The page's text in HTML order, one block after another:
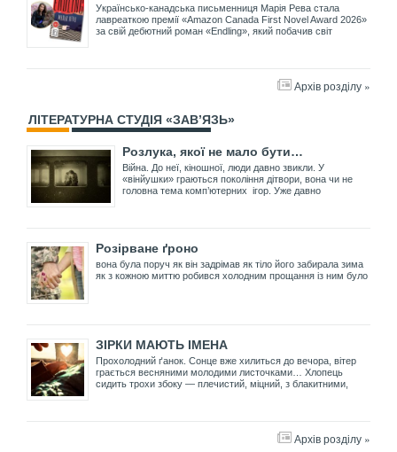
Українсько-канадська письменниця Марія Рева стала
лавреаткою премії «Amazon Canada First Novel Award 2026»
за свій дебютний роман «Endling», який побачив світ
Архів розділу »
ЛІТЕРАТУРНА СТУДІЯ «ЗАВ’ЯЗЬ»
Розлука, якої не мало бути…
Війна. До неї, кіношної, люди давно звикли. У
«вінйушки» граються покоління дітвори, вона чи не
головна тема комп’ютерних ігор. Уже давно
Розірване ґроно
вона була поруч як він задрімав як тіло його забирала зима
як з кожною миттю робився холодним прощання із ним було
ЗІРКИ МАЮТЬ ІМЕНА
Прохолодний ґанок. Сонце вже хилиться до вечора, вітер
грається весняними молодими листочками… Хлопець
сидить трохи збоку — плечистий, міцний, з блакитними,
Архів розділу »